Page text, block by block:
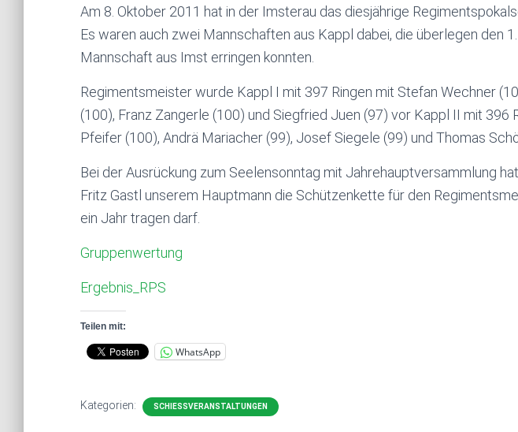
Am 8. Oktober 2011 hat in der Imsterau das diesjährige
Es waren auch zwei Mannschaften aus Kappl dabei, die überlegen den
Mannschaft aus Imst erringen konnten.
Regimentsmeister wurde Kappl I mit 397 Ringen mit Stefan Wechner
(100), Franz Zangerle (100) und Siegfried Juen (97) vor Kappl II mit 396
Pfeifer (100), Andrä Mariacher (99), Josef Siegele (99) und Thomas
Bei der Ausrückung zum Seelensonntag mit Jahrehauptversammlung
Fritz Gastl unserem Hauptmann die Schützenkette für den
ein Jahr tragen darf.
Gruppenwertung
Ergebnis_RPS
Teilen mit:
WhatsApp
Kategorien: SCHIESSVERANSTALTUNGEN